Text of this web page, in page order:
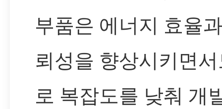
부품은 에너지 효율
뢰성을 향상시키면
로 복잡도를 낮춰 개